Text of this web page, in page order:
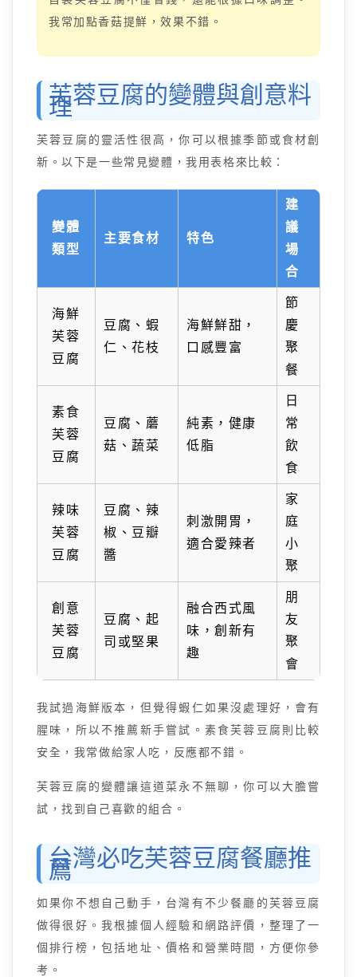
我常加點香菇提鮮，效果不錯。
芙蓉豆腐的變體與創意料
理
芙蓉豆腐的靈活性很高，你可以根據季節或食材創
新。以下是一些常見變體，我用表格來比較：
變體
類型
主要食材 特色
建
議
場
合
海鮮
芙蓉
豆腐
豆腐、蝦
仁、花枝
海鮮鮮甜，
口感豐富
節
慶
聚
餐
素食
芙蓉
豆腐
豆腐、蘑
菇、蔬菜
純素，健康
低脂
日
常
飲
食
辣味
芙蓉
豆腐
豆腐、辣
椒、豆瓣
醬
刺激開胃，
適合愛辣者
家
庭
小
聚
創意
芙蓉
豆腐
豆腐、起
司或堅果
融合西式風
味，創新有
趣
朋
友
聚
會
我試過海鮮版本，但覺得蝦仁如果沒處理好，會有
腥味，所以不推薦新手嘗試。素食芙蓉豆腐則比較
安全，我常做給家人吃，反應都不錯。
芙蓉豆腐的變體讓這道菜永不無聊，你可以大膽嘗
試，找到自己喜歡的組合。
台灣必吃芙蓉豆腐餐廳推
薦
如果你不想自己動手，台灣有不少餐廳的芙蓉豆腐
做得很好。我根據個人經驗和網路評價，整理了一
個排行榜，包括地址、價格和營業時間，方便你參
考。